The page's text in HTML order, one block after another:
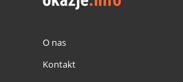
O nas
Kontakt